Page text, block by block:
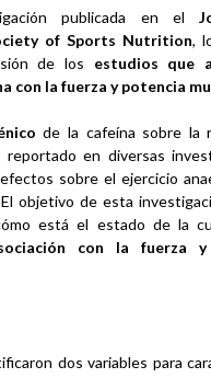
publicada en el
of Sports Nutrition,
de los estudios que
con la fuerza y potencia
de la cafeína sobre la
reportado en diversas
sobre el ejercicio
objetivo de esta
está el estado de la
con la fuerza y
dos variables para